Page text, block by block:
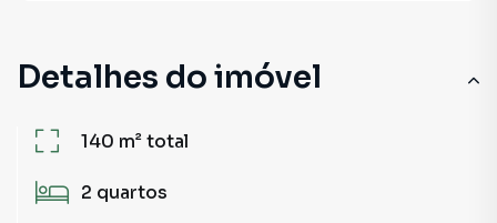
Detalhes do imóvel
140 m²total
2 quartos